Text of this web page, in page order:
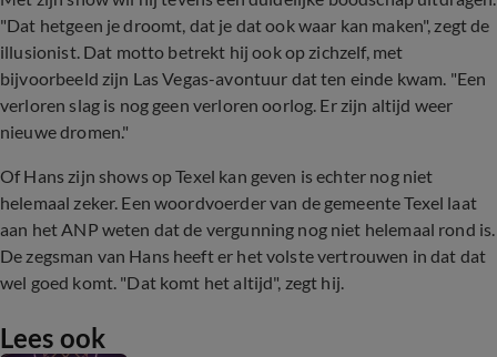
"Dat hetgeen je droomt, dat je dat ook waar kan maken", zegt de
illusionist. Dat motto betrekt hij ook op zichzelf, met
bijvoorbeeld zijn Las Vegas-avontuur dat ten einde kwam. "Een
verloren slag is nog geen verloren oorlog. Er zijn altijd weer
nieuwe dromen."
Of Hans zijn shows op Texel kan geven is echter nog niet
helemaal zeker. Een woordvoerder van de gemeente Texel laat
aan het ANP weten dat de vergunning nog niet helemaal rond is.
De zegsman van Hans heeft er het volste vertrouwen in dat dat
wel goed komt. "Dat komt het altijd", zegt hij.
Lees ook